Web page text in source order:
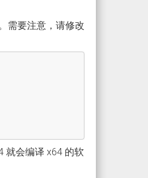
需要注意，请修改
就会编译 x64 的软